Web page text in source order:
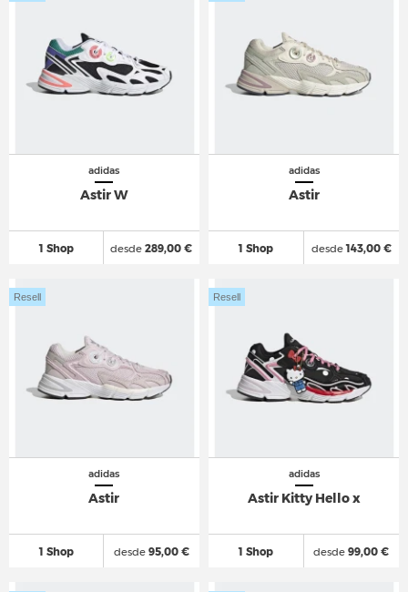
adidas
Astir W
1 Shop desde 289,00 €
adidas
Astir
1 Shop desde143,00 €
adidas
Astir
1 Shop
Resell
desde95,00 €
adidas
Astir Kitty Hello x
1 Shop
Resell
desde 99,00 €